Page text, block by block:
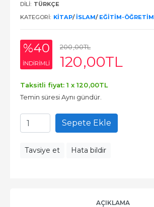
DILI: TÜRKÇE
KATEGORI: KITAP/ İSLAM/ EĞITIM-ÖĞRETIM
%40
INDIRIMLI
200,00TL
120,00TL
Taksitli fiyat: 1 x 120,00TL
Temin süresi Aynı gündür.
Sepete Ekle
Tavsiye et Hata bildir
AÇIKLAMA